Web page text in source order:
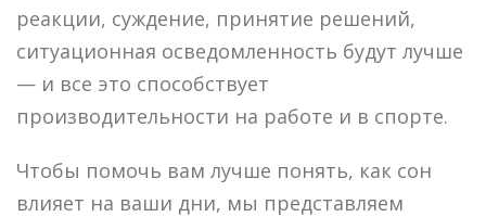
реакции, суждение, принятие решений,
ситуационная осведомленность будут лучше
— и все это способствует
производительности на работе и в спорте.
Чтобы помочь вам лучше понять, как сон
влияет на ваши дни, мы представляем